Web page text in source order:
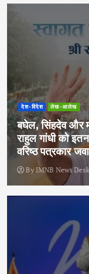
देश-विदेश लेख-आलेख
बघेल, सिंहदेव और
राहुल गांधी को
वरिष्ठ पत्रकार
ByIMNB News Desk